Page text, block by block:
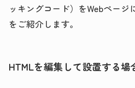
ッキングコード）をWebページ
をご紹介します。
HTMLを編集して設置する場